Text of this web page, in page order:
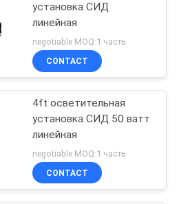
установка СИД
линейная
negotiable MOQ:1 часть
CONTACT
4ft осветительная
установка СИД 50 ватт
линейная
negotiable MOQ:1 часть
CONTACT